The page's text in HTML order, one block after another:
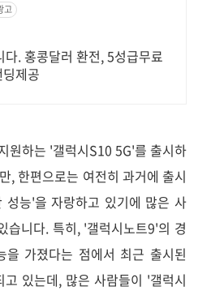
고
. 홍콩달러 환전, 5성급무료
제공
원하는 '갤럭시S10 5G'를 출시하
, 한편으로는 여전히 과거에 출시
능'을 자랑하고 있기에 많은 사
습니다. 특히, '갤럭시노트9'의 경
가졌다는 점에서 최근 출시된
있는데, 많은 사람들이 '갤럭시